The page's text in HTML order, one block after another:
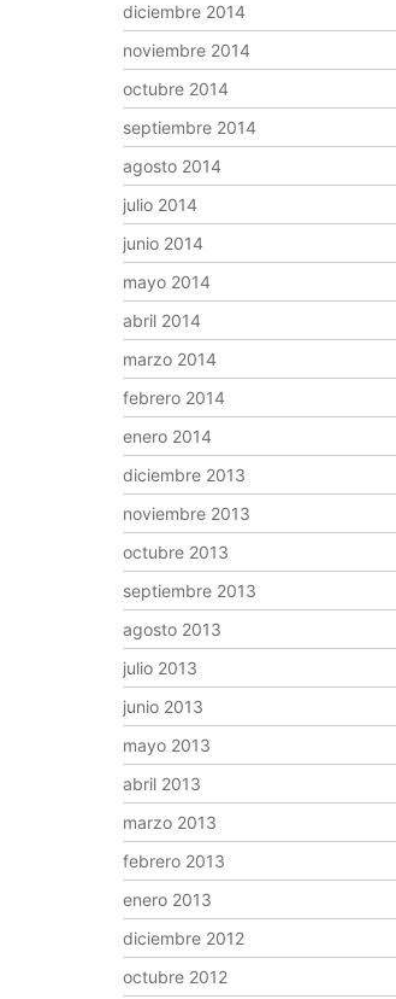
diciembre 2014
noviembre 2014
octubre 2014
septiembre 2014
agosto 2014
julio 2014
junio 2014
mayo 2014
abril 2014
marzo 2014
febrero 2014
enero 2014
diciembre 2013
noviembre 2013
octubre 2013
septiembre 2013
agosto 2013
julio 2013
junio 2013
mayo 2013
abril 2013
marzo 2013
febrero 2013
enero 2013
diciembre 2012
octubre 2012